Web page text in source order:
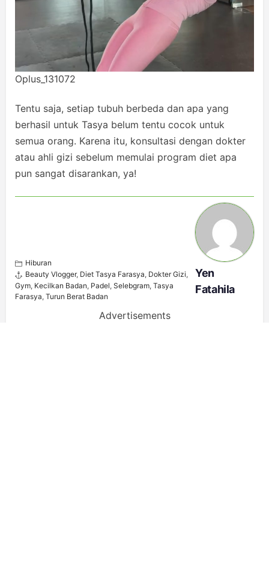
Oplus_131072
Tentu saja, setiap tubuh berbeda dan apa yang
berhasil untuk Tasya belum tentu cocok untuk
semua orang. Karena itu, konsultasi dengan dokter
atau ahli gizi sebelum memulai program diet apa
pun sangat disarankan, ya!
Hiburan
Beauty Vlogger, Diet Tasya Farasya, Dokter Gizi,
Gym, Kecilkan Badan, Padel, Selebgram, Tasya
Farasya, Turun Berat Badan
Yen
Fatahila
Advertisements